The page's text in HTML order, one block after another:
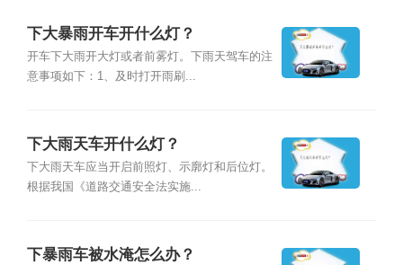
下大暴雨开车开什么灯？
开车下大雨开大灯或者前雾灯。下雨天驾车的注
意事项如下：1、及时打开雨刷...
下大雨天车开什么灯？
下大雨天车应当开启前照灯、示廓灯和后位灯。
根据我国《道路交通安全法实施...
下暴雨车被水淹怎么办？